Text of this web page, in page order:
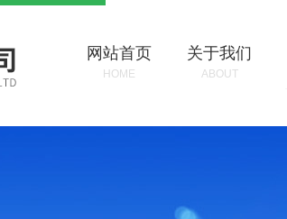
网站首页
HOME
关于我们
ABOUT